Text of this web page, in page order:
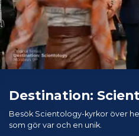
Destination:
Besök Scientology-kyrkor över
som gör var och en unik.